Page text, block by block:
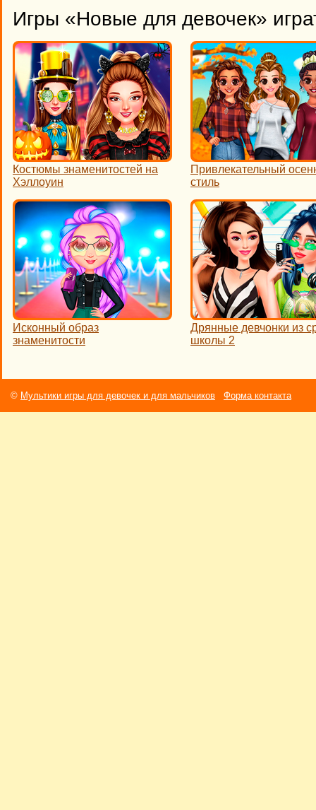
Игры «Новые для девочек»
Костюмы знаменитостей на
Хэллоуин
Привлекательный
стиль
Исконный образ
знаменитости
Дрянные девчонки из
школы 2
© Мультики игры для девочек и для мальчиков Форма контакта